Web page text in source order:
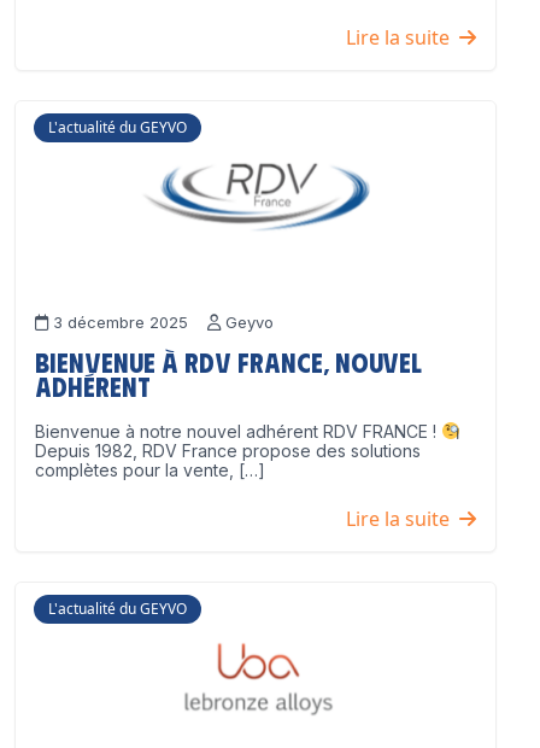
Lire la suite
L'actualité du GEYVO
3 décembre 2025 Geyvo
Bienvenue à RDV France, nouvel
adhérent
Bienvenue à notre nouvel adhérent RDV FRANCE !
Depuis 1982, RDV France propose des solutions
complètes pour la vente, […]
Lire la suite
L'actualité du GEYVO